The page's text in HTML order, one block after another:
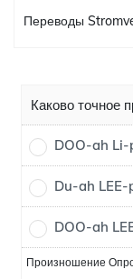
Переводы
Каково точное
DOO-ah Li-
Du-ah LEE-
DOO-ah
Произношение